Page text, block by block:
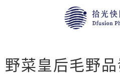
野菜皇后毛野